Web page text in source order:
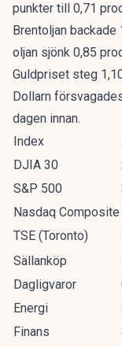
punkter till 0,71
Brentoljan
oljan sjönk 0,85
Guldpriset steg
Dollarn
dagen innan.
Index
DJIA 30
S&P 500
Nasdaq Composite
TSE (Toronto)
Sällanköp
Dagligvaror
Energi
Finans